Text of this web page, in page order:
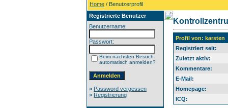
Home / Benutzerprofil
Registrierte Benutzer
Benutzername:
Passwort:
Beim nächsten Besuch
automatisch anmelden?
» Password vergessen
» Registrierung
Profil von: karsten
Registriert seit:
Zuletzt aktiv:
Kommentare:
E-Mail:
Homepage:
ICQ: